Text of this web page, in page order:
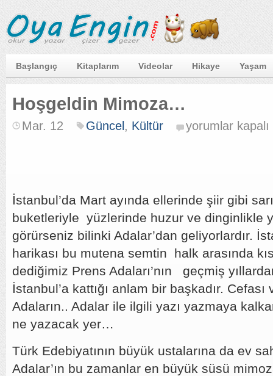
Başlangıç Kitaplarım Videolar Hikaye Yaşam
Hoşgeldin Mimoza…
Mar. 12 Güncel , Kültür
Hoşgeldin
Mimoza…
yorumlar kapalı
İstanbul’da Mart ayında ellerinde şiir gibi
buketleriyle yüzlerinde huzur ve dinginlikle
görürseniz bilinki Adalar’dan geliyorlardır.
harikası bu mutena semtin halk arasında
dediğimiz Prens Adaları’nın geçmiş
İstanbul’a kattığı anlam bir başkadır. Cefası
Adaların.. Adalar ile ilgili yazı yazmaya
ne yazacak yer…
Türk Edebiyatının büyük ustalarına da ev
Adalar’ın bu zamanlar en büyük süsü